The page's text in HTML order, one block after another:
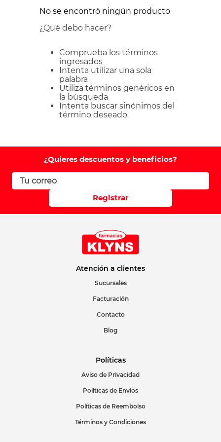
No se encontró ningún producto
¿Qué debo hacer?
Comprueba los términos
ingresados
Intenta utilizar una sola
palabra
Utiliza términos genéricos en
la búsqueda
Intenta buscar sinónimos del
término deseado
¿Quieres descuentos y beneficios?
Registrar
Atención a clientes
Sucursales
Facturación
Contacto
Blog
Políticas
Aviso de Privacidad
Políticas de Envíos
Políticas de Reembolso
Términos y Condiciones